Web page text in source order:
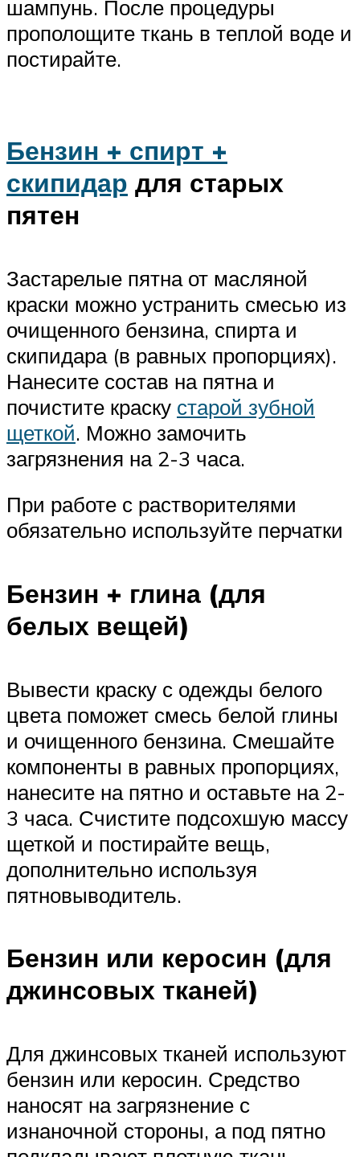
шампунь. После процедуры
прополощите ткань в теплой воде и
постирайте.
Бензин + спирт +
скипидар для старых
пятен
Застарелые пятна от масляной
краски можно устранить смесью из
очищенного бензина, спирта и
скипидара (в равных пропорциях).
Нанесите состав на пятна и
почистите краску старой зубной
щеткой. Можно замочить
загрязнения на 2-3 часа.
При работе с растворителями
обязательно используйте перчатки
Бензин + глина (для
белых вещей)
Вывести краску с одежды белого
цвета поможет смесь белой глины
и очищенного бензина. Смешайте
компоненты в равных пропорциях,
нанесите на пятно и оставьте на 2-
3 часа. Счистите подсохшую массу
щеткой и постирайте вещь,
дополнительно используя
пятновыводитель.
Бензин или керосин (для
джинсовых тканей)
Для джинсовых тканей используют
бензин или керосин. Средство
наносят на загрязнение с
изнаночной стороны, а под пятно